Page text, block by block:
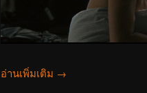
อ่านเพิ่มเติม →